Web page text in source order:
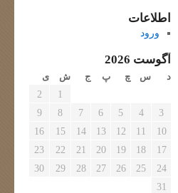
اطلاعات
ورود
آگوست 2026
د س چ پ ج ش ی
1
2
3
4
5
6
7
8
9
10
11
12
13
14
15
16
17
18
19
20
21
22
23
24
25
26
27
28
29
30
31